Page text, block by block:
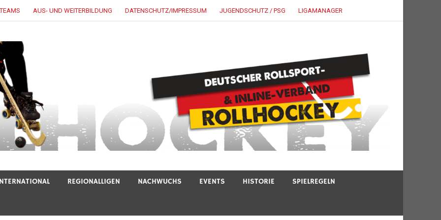
AUS- UND WEITERBILDUNG DATENSCHUTZ/IMPRESSUM JUGENDSCHUTZ / PSG LIGAMANAGER
REGIONALLIGEN NACHWUCHS EVENTS HISTORIE SPIELREGELN